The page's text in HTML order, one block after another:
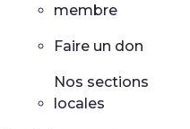
membre
Faire un don
Nos sections
locales